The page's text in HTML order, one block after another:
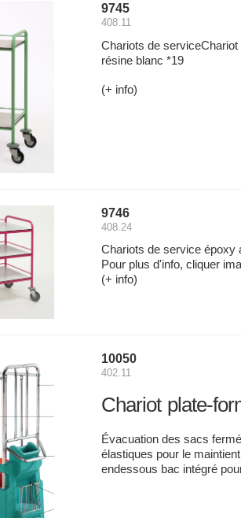
9745
408.11
Chariots de
résine blanc *19
(+ info)
9746
408.24
Chariots de service époxy
Pour plus d'info, cliquer
(+ info)
10050
402.11
Chariot plate-
Évacuation des sacs
élastiques pour le
endessous bac intégré